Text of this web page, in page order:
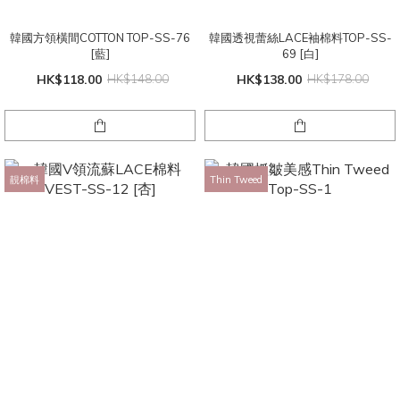
韓國方領橫間COTTON TOP-SS-76
[藍]
HK$118.00 HK$148.00
韓國透視蕾絲LACE袖棉料TOP-SS-
69 [白]
HK$138.00 HK$178.00
靚棉料 Thin Tweed